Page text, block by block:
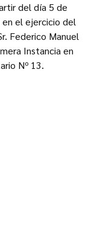
del día 5 de
el ejercicio del
Federico Manuel
Instancia en
Nº 13.